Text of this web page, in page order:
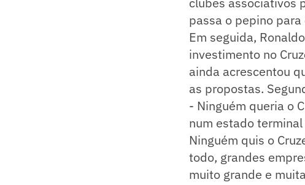
passa o pepino
Em seguida,
investimento no
ainda acrescentou
as propostas.
- Ninguém queria o
num estado
Ninguém quis o
todo, grandes
muito grande e